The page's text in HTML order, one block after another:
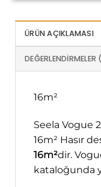
ÜRÜN AÇIKLAMASI
16m²
Seela Vogue
16m² Hasır
16m²dir.
kataloğunda